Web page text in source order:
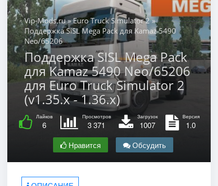
Vip-Mods.ru»Euro Truck Simulator 2»
Поддержка SISL Mega Pack для Kamaz 5490
Neo/65206
Поддержка SISL Mega Pack
для Kamaz 5490 Neo/65206
для Euro Truck Simulator 2
(v1.35.x - 1.36.x)
Лайков
6
Просмотров
3 371
Загрузок
1007
Версия
1.0
Нравится
Обсудить